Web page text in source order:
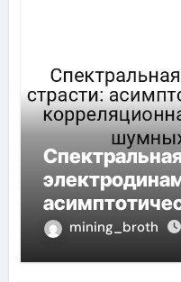
mining_broth